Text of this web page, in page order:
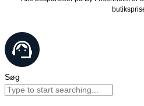
Søg